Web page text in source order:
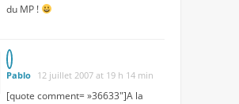
du MP !
Pablo 12 juillet 2007 at 19 h 14 min
[quote comment= »36633″]A la